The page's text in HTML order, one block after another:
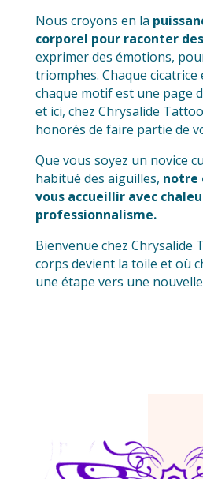
Nous croyons en la
corporel pour raconter
exprimer des émotions,
triomphes. Chaque
chaque motif est une page
et ici, chez Chrysalide
honorés de faire partie de
Que vous soyez un novice
habitué des aiguilles, notre
vous accueillir avec
professionnalisme.
Bienvenue chez Chrysalide
corps devient la toile et où
une étape vers une